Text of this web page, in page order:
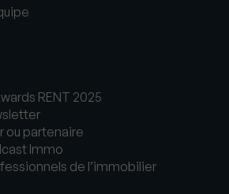
RENT 2025
ou partenaire
Immo
de l’immobilier